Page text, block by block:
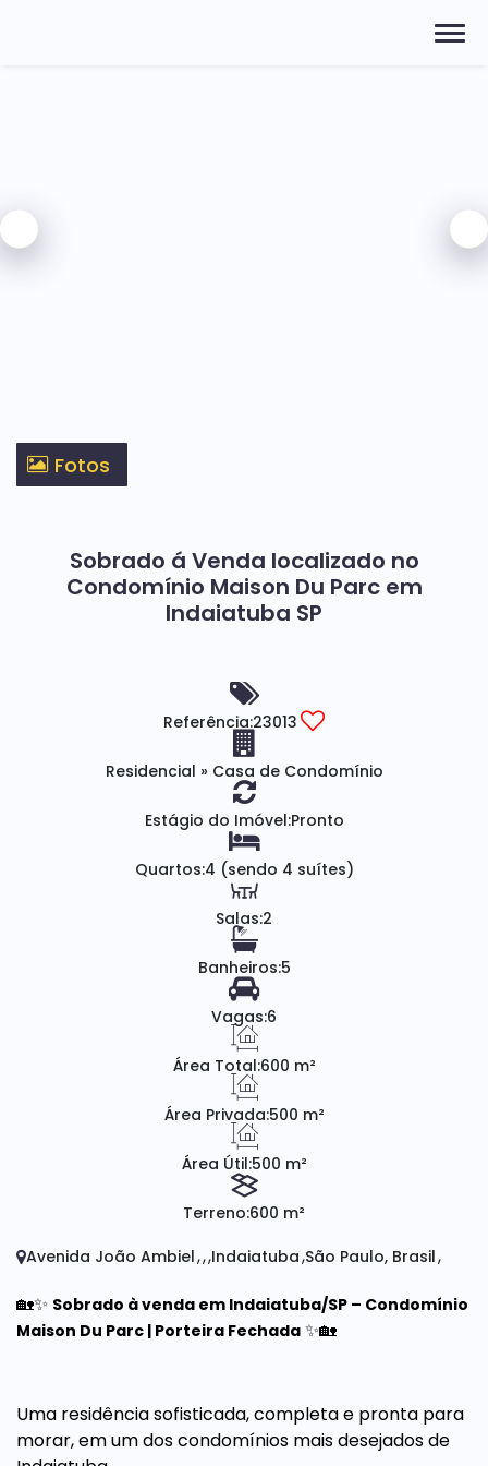
Fotos
Sobrado á Venda localizado no
Condomínio Maison Du Parc em
Indaiatuba SP
Referência:23013
Residencial » Casa de Condomínio
Estágio do Imóvel:Pronto
Quartos:4 (sendo 4 suítes)
Salas:2
Banheiros:5
Vagas:6
Área Total:600 m²
Área Privada:500 m²
Área Útil:500 m²
Terreno:600 m²
Avenida João Ambiel
Indaiatuba São Paulo, Brasil
🏡✨ Sobrado à venda em Indaiatuba/SP – Condomínio
Maison Du Parc | Porteira Fechada ✨🏡
Uma residência sofisticada, completa e pronta para
morar, em um dos condomínios mais desejados de